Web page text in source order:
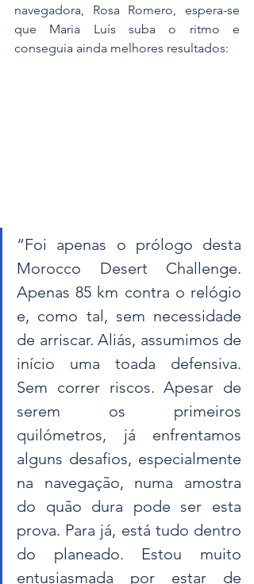
navegadora, Rosa Romero, espera-se
que Maria Luís suba o ritmo e
conseguia ainda melhores resultados:
“Foi apenas o prólogo desta
Morocco Desert Challenge.
Apenas 85 km contra o relógio
e, como tal, sem necessidade
de arriscar. Aliás, assumimos de
início uma toada defensiva.
Sem correr riscos. Apesar de
serem os primeiros
quilómetros, já enfrentamos
alguns desafios, especialmente
na navegação, numa amostra
do quão dura pode ser esta
prova. Para já, está tudo dentro
do planeado. Estou muito
entusiasmada por estar de